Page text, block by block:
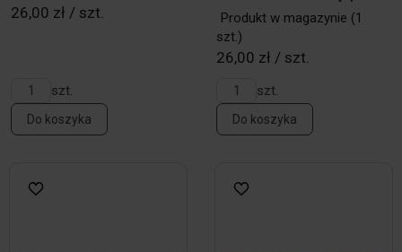
26,00 zł / szt.
szt.
Do koszyka
Produkt w magazynie (1
szt.)
26,00 zł / szt.
szt.
Do koszyka